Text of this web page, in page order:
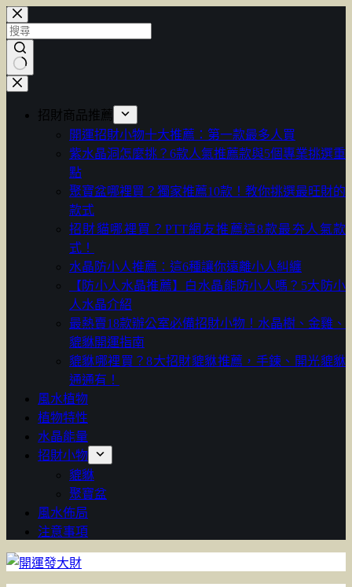
跳
至
主
要
內
找
招財商品推薦
開運招財小物十大推薦：第一款最多人買
紫水晶洞怎麼挑？6款人氣推薦款與5個專業挑選重
點
聚寶盆哪裡買？獨家推薦10款！教你挑選最旺財的
款式
招財貓哪裡買？PTT網友推薦這8款最夯人氣款
式！
水晶防小人推薦：這6種讓你遠離小人糾纏
【防小人水晶推薦】白水晶能防小人嗎？5大防小
人水晶介紹
最熱賣18款辦公室必備招財小物！水晶樹、金雞、
貔貅開運指南
貔貅哪裡買？8大招財貔貅推薦，手鍊、開光貔貅
通通有！
風水植物
植物特性
水晶能量
招財小物
貔貅
聚寶盆
風水佈局
注意事項